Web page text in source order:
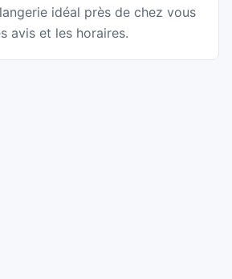
idéal près de chez vous
avis et les horaires.